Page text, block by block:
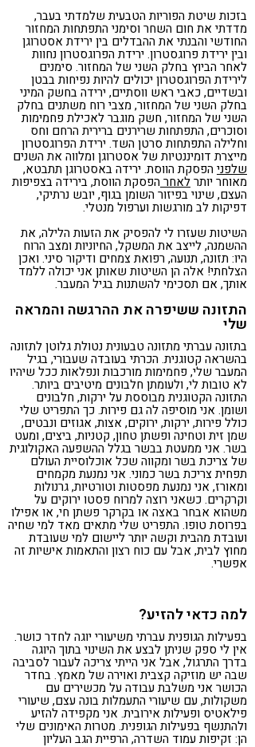
בזכות שיטת הפוריות הטבעית שלמדתי בעבר,
מדדתי את חום השחר וסימני התפתחות המחזור
החודשי והבנתי את ההבדלים בין ירידת אסטרוגן
ובין ירידת פרוגסטרון. ירידת הפרוגסטרון נחוות
לאחר הביוץ בחלק השני של המחזור. סימנים
לירידת הפרוגסטרון יכולים להיות נפיחות בבטן
ובשדיים, כאבי ראש ווסתיים, ירידה בחשק המיני
בחלק השני של המחזור, מצבי רוח משתנים בחלק
השני של המחזור, חשק מוגבר לאכילת פחמימות
וסוכרים, התפתחות שרירנים ברירית הרחם וחס
וחלילה התפתחות סרטן השד. ירידת הפרוגסטרון
מייצרת דומיננטיות של אסטרוגן ומלווה את השנים
שלפני הפסקת הווסת. ירידה באסטרוגן תתבטא,
מאוחר יותרלאחר הפסקת הווסת, בירידה בצפיפות
העצם, שינוי בפיזור השומן בגוף, יובש נרתיקי,
דפיקות לב מורגשות וערפול מנטלי.
השיטות שעזרו לי להפסיק את הזעות הלילה, את
ההשמנה, לייצב את המשקל, החיוניות ומצב הרוח
היו: תזונה, תנועה, רפואת צמחים ודיקור סיני. ואכן
הצלחתי! אלה הן השיטות שאותן אני יכולה ללמד
אותך, אם תסכימי להשתנות בגיל המעבר.
התזונה ששיפרה את ההרגשה והמראה
שלי
בתזונה עברתי מתזונה טבעונית נטולת גלוטן לתזונה
בהשראה קטוגנית. הכרתי בעובדה שעבורי, בגיל
המעבר שלי, פחמימות מורכבות ונפלאות ככל שיהיו
לא טובות לי, ולעומתן חלבונים מיטיבים ביותר.
התזונה הקטוגנית מבוססת על ירקות, חלבונים
ושומן. אני מוסיפה לה גם פירות. כך התפריט שלי
כולל פירות, ירקות, ירוקים, אצות, אגוזים ונבטים,
שמן זית וטחינה ופשתן טחון, קטניות, ביצים, ומעט
בשר. אני ממעטת בבשר בגלל ההשפעה האקולוגית
של צריכת בשר ומקווה שכל אוכלוסיית העולם
תפחית צריכת בשר כמוני. אני נמנעת מקמחים
ומאורז, אני נמנעת מפסטות וטורטיות, גרנולות
וקרקרים. כשאני רוצה למרוח פסטו ירוקים על
משהוא אבחר באצה או בקרקר פשתן חי, או אפילו
בפרוסת טופו. התפריט שלי מתאים מאד למי שחיה
ועובדת מהבית וקשה יותר ליישום למי שעובדת
מחוץ לבית, אבל עם כוח רצון והתאמות אישיות זה
אפשרי.
למה כדאי להזיע?
בפעילות הגופנית עברתי משיעורי יוגה לחדר כושר.
אין לי ספק שניתן לבצע את השינוי בתוך היוגה
בדרך התרגול, אבל אני הייתי צריכה לעבור לסביבה
שבה יש מוזיקה קצבית ואוירה של מאמץ. בחדר
הכושר אני משלבת עבודה על מכשירים עם
משקולות, עם שיעורי התעמלות בונה עצם, שיעורי
פילאטיס ופעילות אירובית. אני מקפידה להזיע
ולהתנשף בפעילות הגופנית. מטרות האימונים שלי
הן: זקיפות עמוד השדרה, הרפיית הגב העליון